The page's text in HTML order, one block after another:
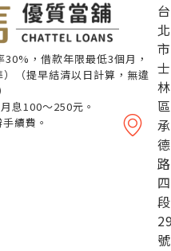
，借款年限最低3個月，
（提早結清以日計算，無違
息100～250元。
續費。
台
北
市
士
林
區
承
德
路
四
段
號